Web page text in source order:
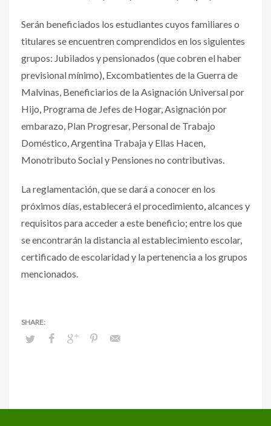
Serán beneficiados los estudiantes cuyos familiares o
titulares se encuentren comprendidos en los siguientes
grupos: Jubilados y pensionados (que cobren el haber
previsional mínimo), Excombatientes de la Guerra de
Malvinas, Beneficiarios de la Asignación Universal por
Hijo, Programa de Jefes de Hogar, Asignación por
embarazo, Plan Progresar, Personal de Trabajo
Doméstico, Argentina Trabaja y Ellas Hacen,
Monotributo Social y Pensiones no contributivas.
La reglamentación, que se dará a conocer en los
próximos días, establecerá el procedimiento, alcances y
requisitos para acceder a este beneficio; entre los que
se encontrarán la distancia al establecimiento escolar,
certificado de escolaridad y la pertenencia a los grupos
mencionados.